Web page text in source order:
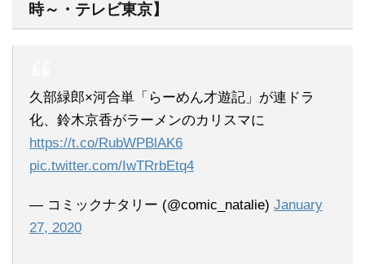
時～・テレビ東京】
久部緑郎×河合単「らーめん才遊記」が連ドラ
化、鈴木京香がラーメンのカリスマに
https://t.co/RubWPBlAK6
pic.twitter.com/IwTRrbEtq4
— コミックナタリー (@comic_natalie) January
27, 2020